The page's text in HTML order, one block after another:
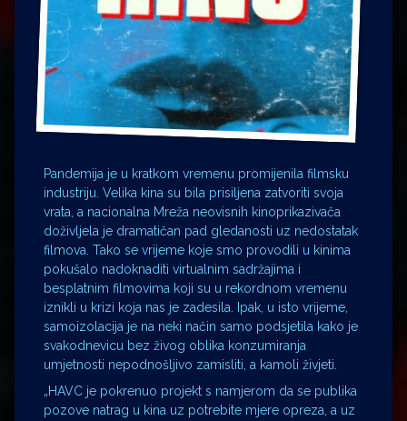
Pandemija je u kratkom vremenu promijenila filmsku
industriju. Velika kina su bila prisiljena zatvoriti svoja
vrata, a nacionalna Mreža neovisnih kinoprikazivača
doživljela je dramatičan pad gledanosti uz nedostatak
filmova. Tako se vrijeme koje smo provodili u kinima
pokušalo nadoknaditi virtualnim sadržajima i
besplatnim filmovima koji su u rekordnom vremenu
iznikli u krizi koja nas je zadesila. Ipak, u isto vrijeme,
samoizolacija je na neki način samo podsjetila kako je
svakodnevicu bez živog oblika konzumiranja
umjetnosti nepodnošljivo zamisliti, a kamoli živjeti.
„HAVC je pokrenuo projekt s namjerom da se publika
pozove natrag u kina uz potrebite mjere opreza, a uz